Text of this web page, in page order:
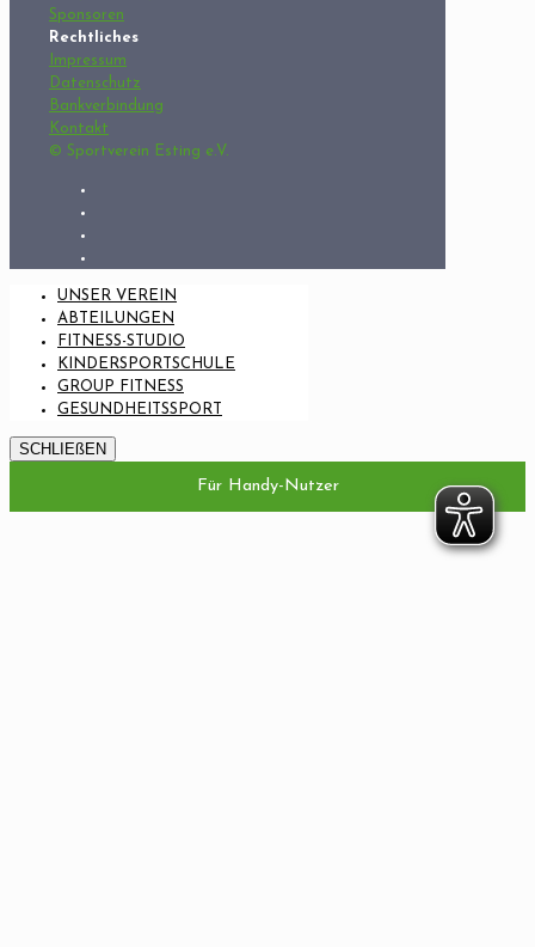
Sponsoren
Rechtliches
Impressum
Datenschutz
Bankverbindung
Kontakt
© Sportverein Esting e.V.
UNSER VEREIN
ABTEILUNGEN
FITNESS-STUDIO
KINDERSPORTSCHULE
GROUP FITNESS
GESUNDHEITSSPORT
SCHLIEßEN
Für Handy-Nutzer